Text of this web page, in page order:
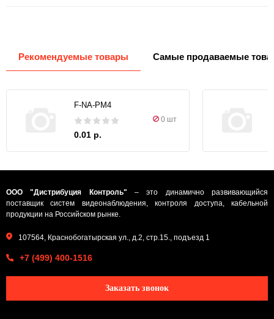
Рекомендуемые товары Самые продаваемые
F-NA-PM4
0 шт
0.01 р.
ООО "Дистрибуция Контроль" – это динамично развивающийся
поставщик систем видеонаблюдения, контроля доступа, кабельной
продукции на Российском рынке.
107564, Краснобогатырская ул., д.2, стр.15., подъезд 1
+7 (499) 400-1516
Заказать звонок